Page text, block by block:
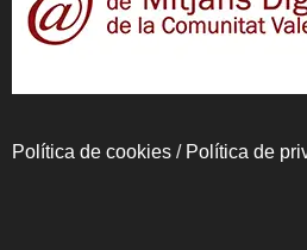
Política de cookies / Política de